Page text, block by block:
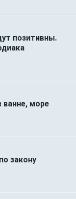
позитивны.
ванне, море
закону